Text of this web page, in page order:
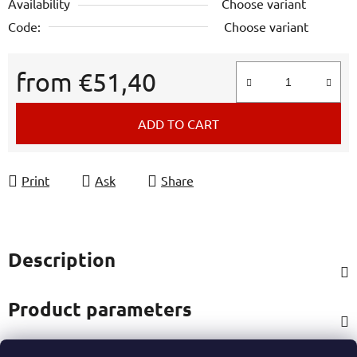
Code:
Choose variant
from €51,40
Measure price:
ADD TO CART
Print Ask Share
Description
Product parameters